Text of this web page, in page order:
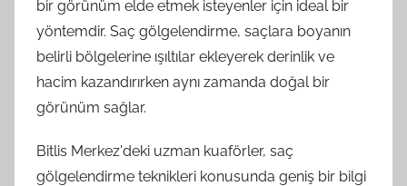
bir görünüm elde etmek isteyenler için ideal bir
yöntemdir. Saç gölgelendirme, saçlara boyanın
belirli bölgelerine ışıltılar ekleyerek derinlik ve
hacim kazandırırken aynı zamanda doğal bir
görünüm sağlar.
Bitlis Merkez'deki uzman kuaförler, saç
gölgelendirme teknikleri konusunda geniş bir bilgi